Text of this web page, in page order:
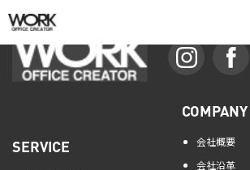
SERVICE
COMPANY
会社概要
会社沿革